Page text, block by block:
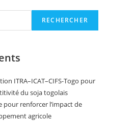
RECHERCHER
ITRA–ICAT–CIFS-Togo pour
du soja togolais
pour renforcer l’impact de
agricole